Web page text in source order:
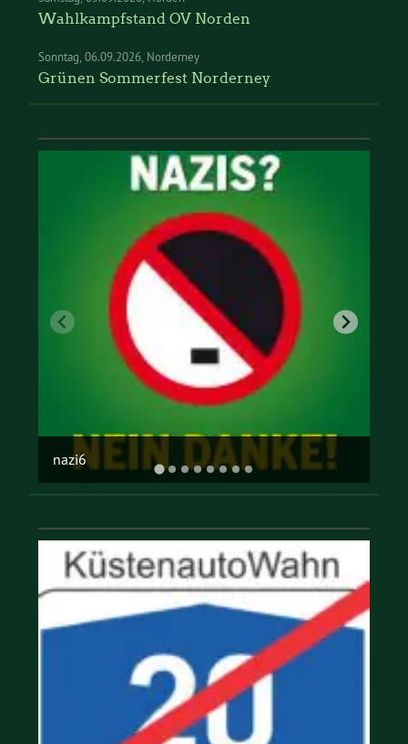
Wahlkampfstand OV Norden
Sonntag 06.09.2026 Norderney
Grünen Sommerfest Norderney
offene gesellschaft